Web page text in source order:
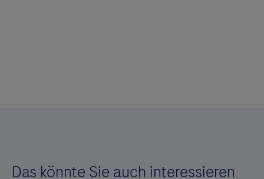
Das könnte Sie auch interessieren